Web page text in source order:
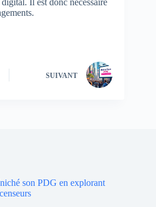
Il est donc nécessaire
SUIVANT
son PDG en explorant